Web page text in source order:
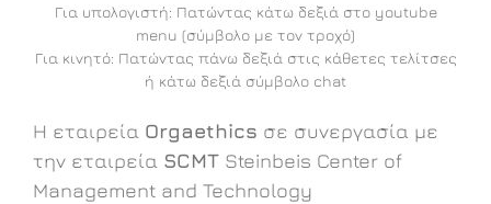
Για υπολογιστή: Πατώντας κάτω δεξιά στο youtube
menu (σύμβολο με τον τροχό)
Για κινητό: Πατώντας πάνω δεξιά στις κάθετες τελίτσες
ή κάτω δεξιά σύμβολο chat
H εταιρεία Orgaethics σε συνεργασία με
την εταιρεία SCMT Steinbeis Center of
Management and Technology